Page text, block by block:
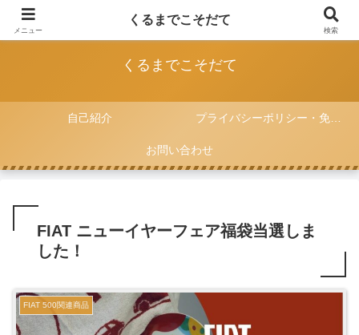
FIAT 500と一緒に子育てをしていく記録
くるまでこそだて
自己紹介 プライバシーポリシー・免責事項
お問い合わせ
FIAT ニューイヤーフェア福袋当選しま
した！
FIAT 500関連商品
メニュー
くるまでこそだて
検索